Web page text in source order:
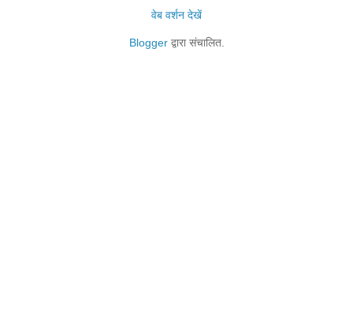
वेब वर्शन देखें
Bloggerद्वारा संचालित.